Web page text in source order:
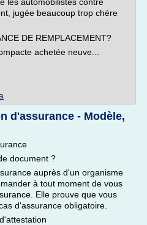
jugée beaucoup trop chère
DE REMPLACEMENT?
achetée neuve...
d'assurance - Modèle,
document ?
auprès d'un organisme
à tout moment de vous
Elle prouve que vous
d'assurance obligatoire.